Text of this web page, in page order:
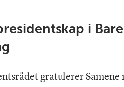
i
gratulerer Samene